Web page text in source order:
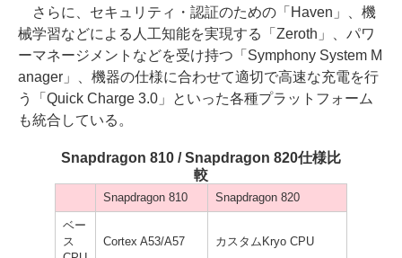
さらに、セキュリティ・認証のための「Haven」、機
械学習などによる人工知能を実現する「Zeroth」、パワ
ーマネージメントなどを受け持つ「Symphony System M
anager」、機器の仕様に合わせて適切で高速な充電を行
う「Quick Charge 3.0」といった各種プラットフォーム
も統合している。
Snapdragon 810 / Snapdragon 820仕様比
較
Snapdragon 810 Snapdragon 820
ベー
ス
Cortex A53/A57 カスタムKryo CPU